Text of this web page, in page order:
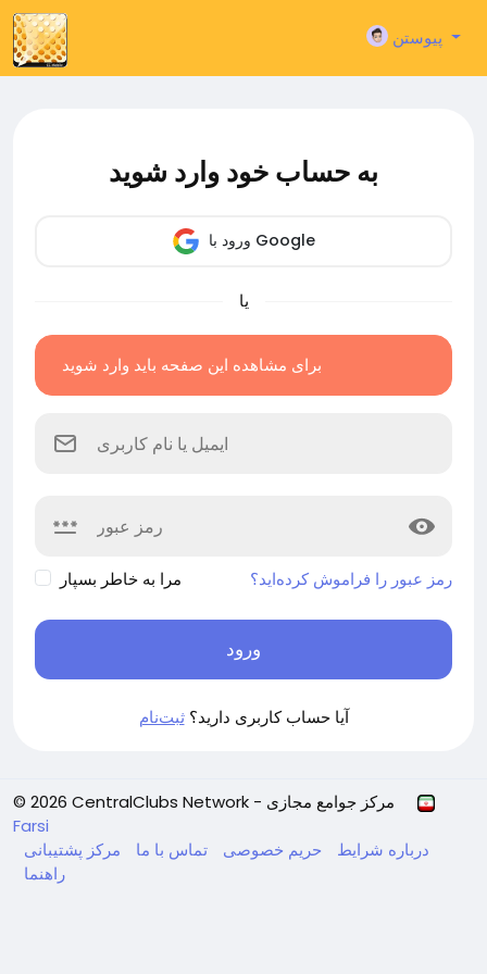
پیوستن
به حساب خود وارد شوید
ورود با Google
یا
برای مشاهده این صفحه باید وارد شوید
مرا به خاطر بسپار رمز عبور را فراموش کرده‌اید؟
ورود
آیا حساب کاربری دارید؟ثبت‌نام
© 2026 CentralClubs Network - مرکز جوامع مجازی
Farsi
درباره شرایط حریم خصوصی تماس با ما
مرکز پشتیبانی
راهنما